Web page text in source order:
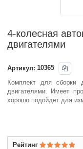
4-колесная
двигателями
Артикул: 10365
Комплект для сборки
двигателями. Имеет
хорошо подойдет для
Рейтинг